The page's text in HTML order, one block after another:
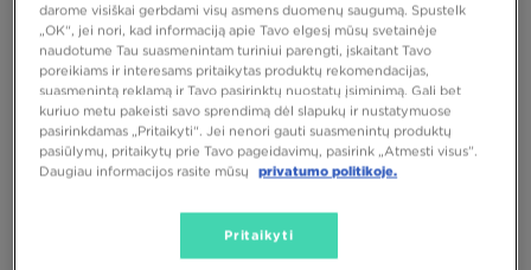
TIK
NIKE BRA W NK INDY BRA
NIKE BRA PRO DRI-FIT SEAMLESS
LIGHT SUPPORT
darome visiškai gerbdami visų asmens duomenų saugumą. Spustelk
„OK“, jei nori, kad informaciją apie Tavo elgesį mūsų svetainėje
naudotume Tau suasmenintam turiniui parengti, įskaitant Tavo
poreikiams ir interesams pritaikytas produktų rekomendacijas,
suasmenintą reklamą ir Tavo pasirinktų nuostatų įsiminimą. Gali bet
kuriuo metu pakeisti savo sprendimą dėl slapukų ir nustatymuose
pasirinkdamas „Pritaikyti“. Jei nenori gauti suasmenintų produktų
pasiūlymų, pritaikytų prie Tavo pageidavimų, pasirink „Atmesti visus”.
Daugiau informacijos rasite mūsų
privatumo politikoje.
Pritaikyti